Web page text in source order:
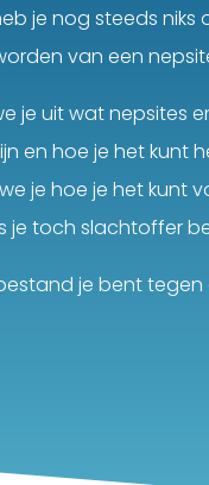
je nog steeds niks
van een
je uit wat nepsites
en hoe je het kunt
je hoe je het kunt
je toch slachtoffer
je bent